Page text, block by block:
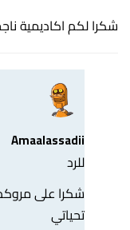
شكرا لكم اكاديمية
Amaalassadii
للرد
شكرا على
تحياتي